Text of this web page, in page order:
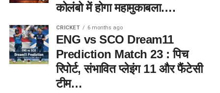
कोलंबो में होगा महामुकाबला….
CRICKET 6 months ago
ENG vs SCO Dream11
Prediction Match 23 : पिच
रिपोर्ट, संभावित प्लेइंग 11 और फैंटेसी
टीम…